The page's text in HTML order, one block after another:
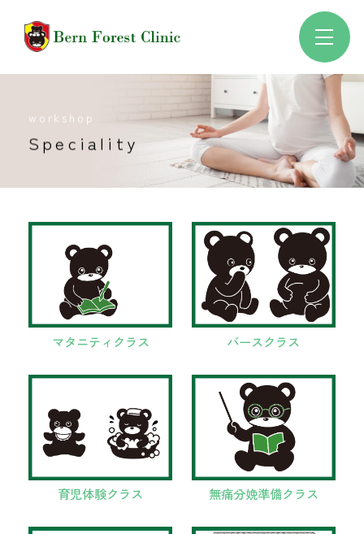
workshop
Speciality
マタニティクラス バースクラス
育児体験クラス 無痛分娩準備クラス